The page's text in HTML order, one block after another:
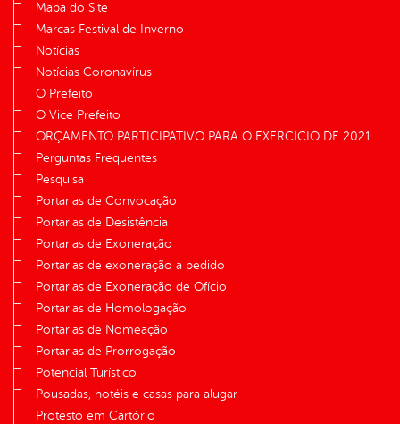
Mapa do Site
Marcas Festival de Inverno
Notícias
Notícias Coronavírus
O Prefeito
O Vice Prefeito
ORÇAMENTO PARTICIPATIVO PARA O EXERCÍCIO DE 2021
Perguntas Frequentes
Pesquisa
Portarias de Convocação
Portarias de Desistência
Portarias de Exoneração
Portarias de exoneração a pedido
Portarias de Exoneração de Ofício
Portarias de Homologação
Portarias de Nomeação
Portarias de Prorrogação
Potencial Turístico
Pousadas, hotéis e casas para alugar
Protesto em Cartório